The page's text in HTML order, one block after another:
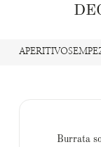
APERITIVOS
Burrata